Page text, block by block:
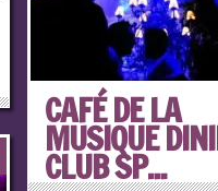
CAFÉ DE LA
MUSIQUE
CLUB SP...